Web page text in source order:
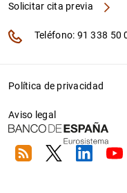
Solicitar cita previa
Teléfono: 91 338 50
Política de privacidad
Aviso legal
RSS Twitter